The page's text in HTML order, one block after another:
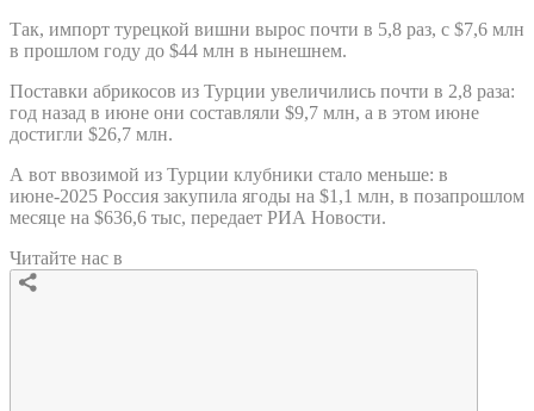
Так, импорт турецкой вишни вырос почти в 5,8 раз, с $7,6 млн
в прошлом году до $44 млн в нынешнем.
Поставки абрикосов из Турции увеличились почти в 2,8 раза:
год назад в июне они составляли $9,7 млн, а в этом июне
достигли $26,7 млн.
А вот ввозимой из Турции клубники стало меньше: в
июне-2025 Россия закупила ягоды на $1,1 млн, в позапрошлом
месяце на $636,6 тыс, передает РИА Новости.
Читайте нас в